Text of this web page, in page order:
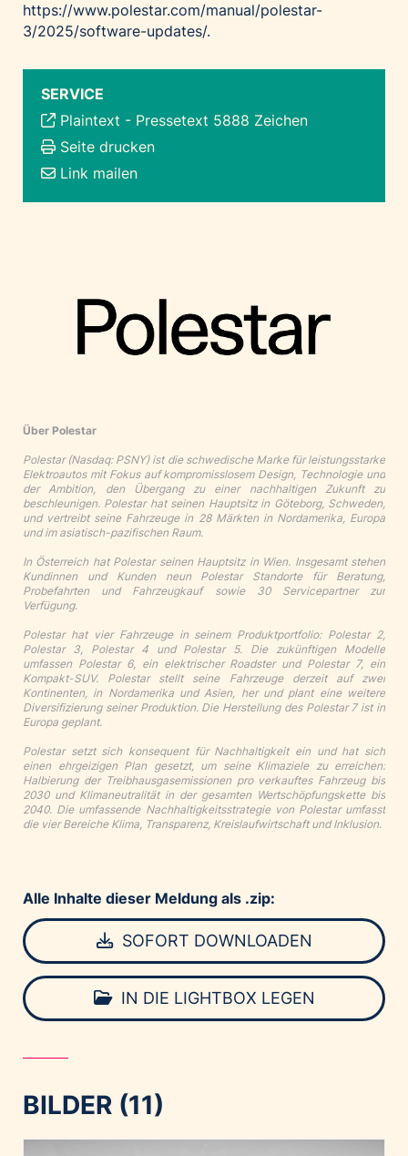
https://www.polestar.com/manual/polestar-
3/2025/software-updates/.
SERVICE
Plaintext - Pressetext 5888 Zeichen
Seite drucken
Link mailen
Über Polestar
Polestar (Nasdaq: PSNY) ist die schwedische Marke für leistungsstarke
Elektroautos mit Fokus auf kompromisslosem Design, Technologie und
der Ambition, den Übergang zu einer nachhaltigen Zukunft zu
beschleunigen. Polestar hat seinen Hauptsitz in Göteborg, Schweden,
und vertreibt seine Fahrzeuge in 28 Märkten in Nordamerika, Europa
und im asiatisch-pazifischen Raum.
In Österreich hat Polestar seinen Hauptsitz in Wien. Insgesamt stehen
Kundinnen und Kunden neun Polestar Standorte für Beratung,
Probefahrten und Fahrzeugkauf sowie 30 Servicepartner zur
Verfügung.
Polestar hat vier Fahrzeuge in seinem Produktportfolio: Polestar 2,
Polestar 3, Polestar 4 und Polestar 5. Die zukünftigen Modelle
umfassen Polestar 6, ein elektrischer Roadster und Polestar 7, ein
Kompakt-SUV. Polestar stellt seine Fahrzeuge derzeit auf zwei
Kontinenten, in Nordamerika und Asien, her und plant eine weitere
Diversifizierung seiner Produktion. Die Herstellung des Polestar 7 ist in
Europa geplant.
Polestar setzt sich konsequent für Nachhaltigkeit ein und hat sich
einen ehrgeizigen Plan gesetzt, um seine Klimaziele zu erreichen:
Halbierung der Treibhausgasemissionen pro verkauftes Fahrzeug bis
2030 und Klimaneutralität in der gesamten Wertschöpfungskette bis
2040. Die umfassende Nachhaltigkeitsstrategie von Polestar umfasst
die vier Bereiche Klima, Transparenz, Kreislaufwirtschaft und Inklusion.
Alle Inhalte dieser Meldung als .zip:
SOFORT DOWNLOADEN
IN DIE LIGHTBOX LEGEN
BILDER (11)